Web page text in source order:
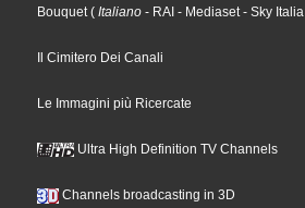
Bouquet( Italiano - RAI - Mediaset- Sky Italia
Il Cimitero Dei Canali
Le Immagini più Ricercate
Ultra High Definition TV Channels
Channels broadcasting in 3D